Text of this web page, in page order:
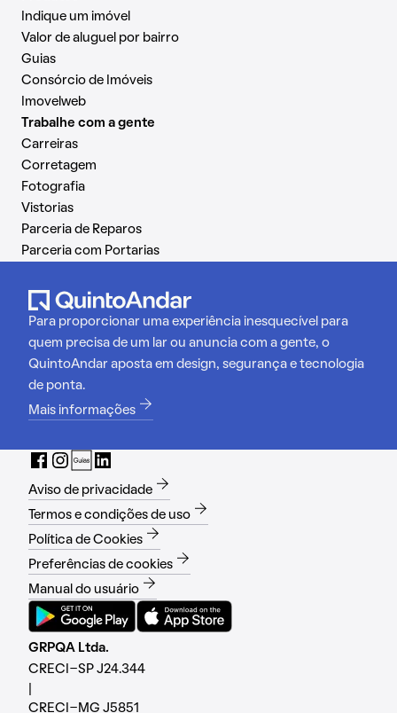
Indique um imóvel
Valor de aluguel por bairro
Guias
Consórcio de Imóveis
Imovelweb
Trabalhe com a gente
Carreiras
Corretagem
Fotografia
Vistorias
Parceria de Reparos
Parceria com Portarias
Para proporcionar uma experiência inesquecível para
quem precisa de um lar ou anuncia com a gente, o
QuintoAndar aposta em design, segurança e tecnologia
de ponta.
Mais informações
Aviso de privacidade
Termos e condições de uso
Política de Cookies
Preferências de cookies
Manual do usuário
GRPQA Ltda.
CRECI-SP J24.344
CRECI-MG J5851